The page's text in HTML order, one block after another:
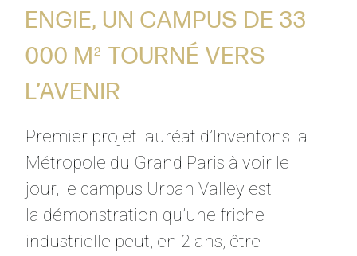
ENGIE, UN CAMPUS DE 33
000 M² TOURNÉ VERS
L’AVENIR
Premier projet lauréat d’Inventons la
Métropole du Grand Paris à voir le
jour, le campus Urban Valley est
la démonstration qu’une friche
industrielle peut, en 2 ans, être